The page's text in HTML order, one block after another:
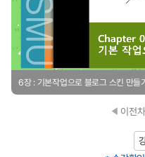
6장 : 기본작업으로 블로그 스킨 만들
이전